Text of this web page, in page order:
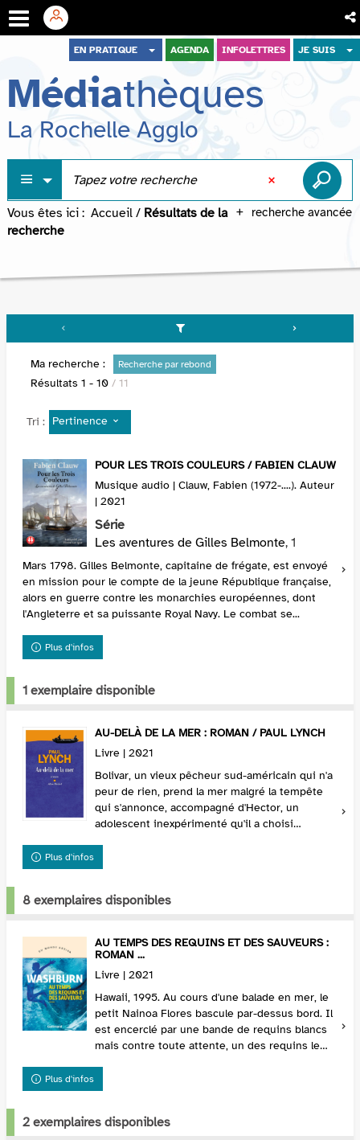
menu
contenu
recherche
EN PRATIQUE AGENDA INFOLETTRES JE SUIS
Médiathèques
La Rochelle Agglo
recherche avancée
Vous êtes ici : Accueil / Résultats de la
recherche
Ma recherche : Recherche par rebond
Résultats 1 - 10 / 11
Tri : Pertinence
POUR LES TROIS COULEURS / FABIEN CLAUW
Musique audio | Clauw, Fabien (1972-....). Auteur
| 2021
Série
Les aventures de Gilles Belmonte, 1
Mars 1798. Gilles Belmonte, capitaine de frégate, est envoyé
en mission pour le compte de la jeune République française,
alors en guerre contre les monarchies européennes, dont
l'Angleterre et sa puissante Royal Navy. Le combat se...
Plus d'infos
1 exemplaire disponible
AU-DELÀ DE LA MER : ROMAN / PAUL LYNCH
Livre | 2021
Bolivar, un vieux pêcheur sud-américain qui n'a
peur de rien, prend la mer malgré la tempête
qui s'annonce, accompagné d'Hector, un
adolescent inexpérimenté qu'il a choisi
Plus d'infos
8 exemplaires disponibles
AU TEMPS DES REQUINS ET DES SAUVEURS :
ROMAN ...
Livre | 2021
Hawaii, 1995. Au cours d'une balade en mer, le
petit Nainoa Flores bascule par-dessus bord. Il
est encerclé par une bande de requins blancs
mais contre toute attente, un des requins le
Plus d'infos
2 exemplaires disponibles